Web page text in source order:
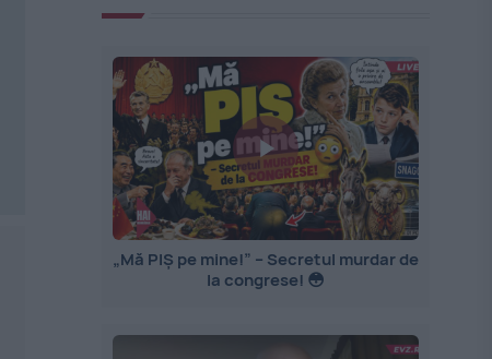
„Mă PIȘ pe mine!” – Secretul murdar de
la congrese! 😳